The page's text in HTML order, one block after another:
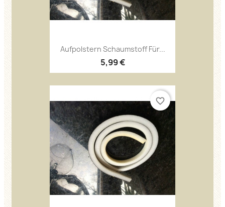
Aufpolstern Schaumstoff Für...
5,99 €
favorite_border